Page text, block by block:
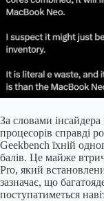
За словами
процесорів справді
Geekbench їхній
балів. Це майже
Pro, який
зазначає, що
поступатиметься